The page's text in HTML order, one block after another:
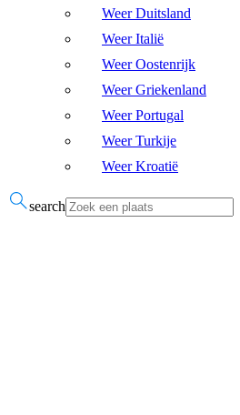
Weer Duitsland
Weer Italië
Weer Oostenrijk
Weer Griekenland
Weer Portugal
Weer Turkije
Weer Kroatië
search